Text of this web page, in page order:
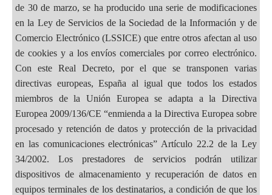
de 30 de marzo, se ha producido una serie de modificaciones
en la Ley de Servicios de la Sociedad de la Información y de
Comercio Electrónico (LSSICE) que entre otros afectan al uso
de cookies y a los envíos comerciales por correo electrónico.
Con este Real Decreto, por el que se transponen varias
directivas europeas, España al igual que todos los estados
miembros de la Unión Europea se adapta a la Directiva
Europea 2009/136/CE “enmienda a la Directiva Europea sobre
procesado y retención de datos y protección de la privacidad
en las comunicaciones electrónicas” Artículo 22.2 de la Ley
34/2002. Los prestadores de servicios podrán utilizar
dispositivos de almacenamiento y recuperación de datos en
equipos terminales de los destinatarios, a condición de que los